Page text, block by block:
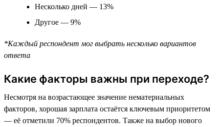
Несколько дней — 13%
Другое — 9%
*Каждый респондент мог выбрать несколько вариантов
ответа
Какие факторы важны при переходе?
Несмотря на возрастающее значение нематериальных
факторов, хорошая зарплата остаётся ключевым приоритетом
— её отметили 70% респондентов. Также на выбор нового